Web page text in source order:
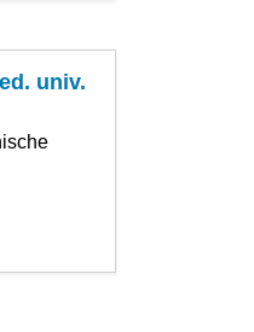
univ.